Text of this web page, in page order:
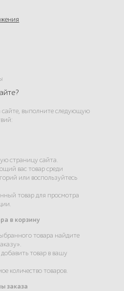
выполните следующую
страницу сайта.
вас товар среди
или воспользуйтесь
товар для просмотра
в корзину
товара найдите
товар в вашу
количество товаров.
заказа